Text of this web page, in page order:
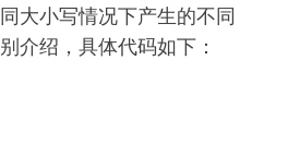
大小写情况下产生的不同
介绍，具体代码如下：